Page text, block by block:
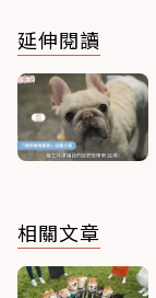
延伸閱讀
相關文章